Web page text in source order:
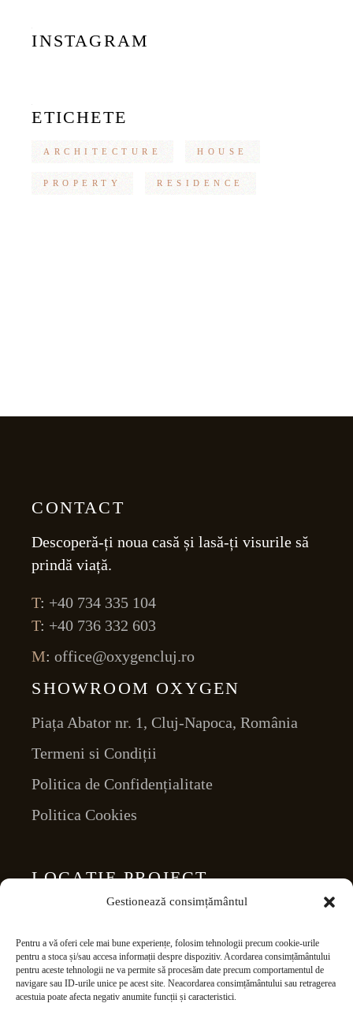
Gestionează consimțământul
Pentru a vă oferi cele mai bune experiențe, folosim tehnologii precum cookie-urile
pentru a stoca și/sau accesa informații despre dispozitiv. Acordarea consimțământului
pentru aceste tehnologii ne va permite să procesăm date precum comportamentul de
navigare sau ID-urile unice pe acest site. Neacordarea consimțământului sau retragerea
acestuia poate afecta negativ anumite funcții și caracteristici.
INSTAGRAM
ETICHETE
ARCHITECTURE HOUSE
PROPERTY RESIDENCE
CONTACT
Descoperă-ți noua casă și lasă-ți visurile să
prindă viață.
T: +40 734 335 104
T: +40 736 332 603
M:office@oxygencluj.ro
SHOWROOM OXYGEN
Piața Abator nr. 1, Cluj-Napoca, România
Termeni si Condiții
Politica de Confidențialitate
Politica Cookies
LOCAȚIE PROIECT
ANPC-SAL
ANPC